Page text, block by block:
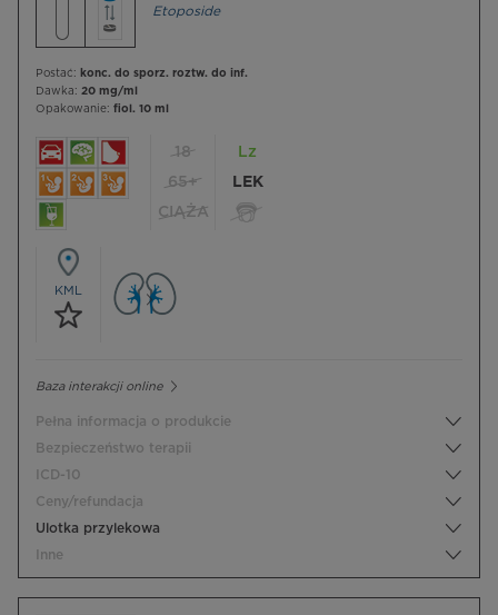
Etoposide
Postać: konc. do sporz. roztw. do inf.
Dawka: 20 mg/ml
Opakowanie: fiol. 10 ml
18
65+
CIĄŻA
Lz
LEK
KML
Baza interakcji online
Pełna informacja o produkcie
Bezpieczeństwo terapii
ICD-10
Ceny/refundacja
Ulotka przylekowa
Inne